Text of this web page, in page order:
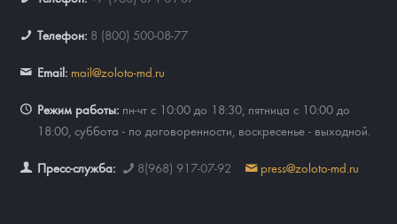
Телефон: 8 (800) 500-08-77
Email: mail@zoloto-md.ru
Режим работы: пн-чт с 10:00 до 18:30, пятница с 10:00 до
18:00, суббота - по договоренности, воскресенье - выходной.
Пресс-служба: 8(968) 917-07-92 press@zoloto-md.ru